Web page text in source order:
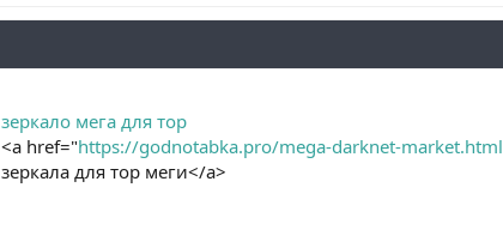
зеркало мега для тор
<a href="https://godnotabka.pro/mega-darknet-market.html
зеркала для тор меги</a>